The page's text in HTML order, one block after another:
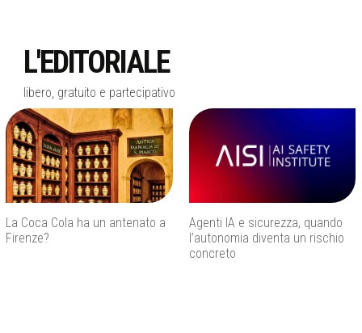
L'EDITORIALE
libero, gratuito e partecipativo
Agenti IA e sicurezza, quando
l’autonomia diventa un rischio
Caldo estremo in Italia, l’ondata
non si ferma